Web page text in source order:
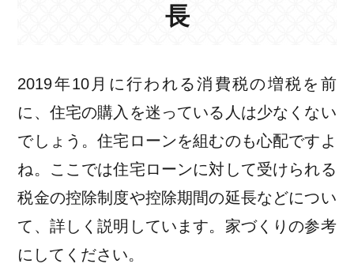
長
2019年10月に行われる消費税の増税を前
に、住宅の購入を迷っている人は少なくない
でしょう。住宅ローンを組むのも心配ですよ
ね。ここでは住宅ローンに対して受けられる
税金の控除制度や控除期間の延長などについ
て、詳しく説明しています。家づくりの参考
にしてください。